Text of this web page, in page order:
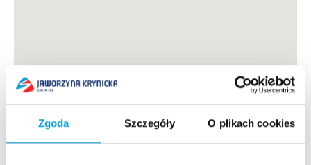
Zgoda Szczegóły O plikach cookies
Wypożyczalnia Jaworzyna
CENTRA TESTOWE HEAD / ROSSIGNOL / SKLEP